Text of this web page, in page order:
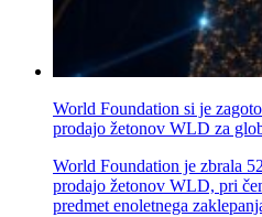
World Foundation si je
prodajo žetonov WLD za
World Foundation je zbrala
prodajo žetonov WLD, pri
predmet enoletnega